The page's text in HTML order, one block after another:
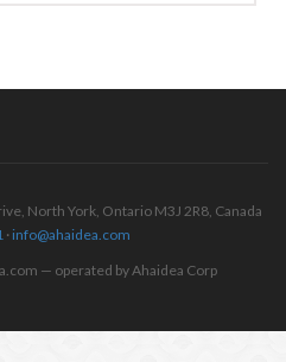
North York, Ontario M3J 2R8, Canada
· info@ahaidea.com
— operated by Ahaidea Corp